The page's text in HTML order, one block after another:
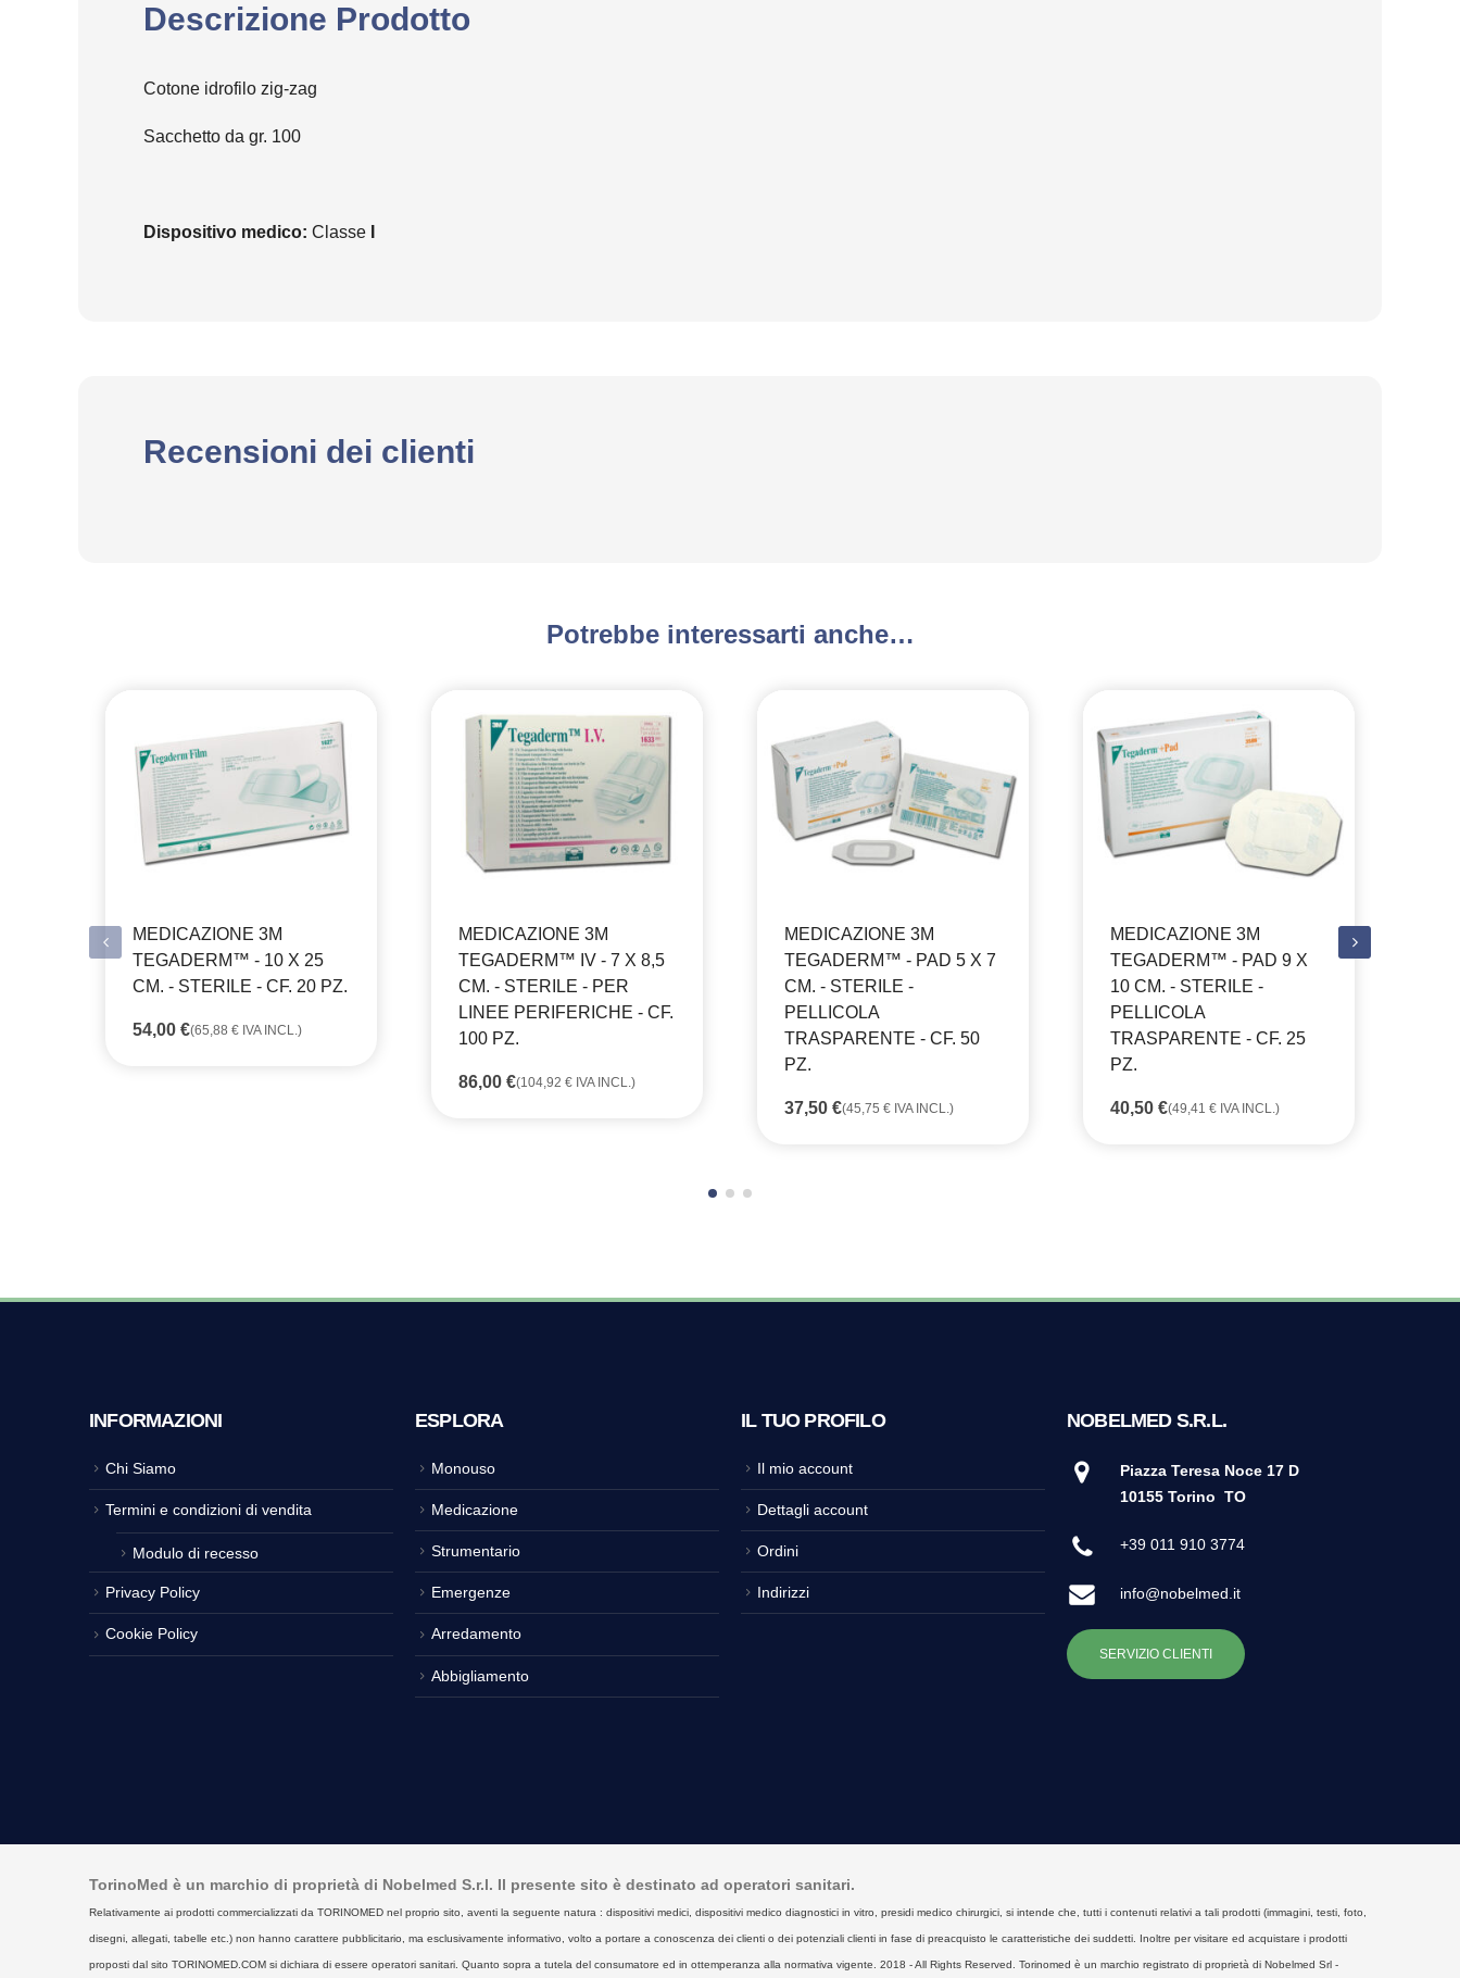
Descrizione Prodotto
Cotone idrofilo zig-zag
Sacchetto da gr. 100
Dispositivo medico: Classe
Recensioni dei clienti
Potrebbe interessarti anche…
MEDICAZIONE 3M
TEGADERM™ - 10 X 25
CM. - STERILE - CF. 20 PZ.
54,00 €(65,88 € IVA INCL.)
MEDICAZIONE 3M
TEGADERM™ IV - 7 X 8,5
CM. - STERILE - PER
LINEE PERIFERICHE - CF.
100 PZ.
86,00 €(104,92 € IVA INCL.)
MEDICAZIONE 3M
TEGADERM™ - PAD 5 X 7
CM. - STERILE -
PELLICOLA
TRASPARENTE - CF. 50
PZ.
37,50 €(45,75 € IVA INCL.)
MEDICAZIONE 3M
TEGADERM™ - PAD 9 X
10 CM. - STERILE -
PELLICOLA
TRASPARENTE - CF. 25
PZ.
40,50 €(49,41 € IVA INCL.)
INFORMAZIONI
Chi Siamo
Termini e condizioni di vendita
Modulo di recesso
Privacy Policy
Cookie Policy
ESPLORA
Monouso
Medicazione
Strumentario
Emergenze
Arredamento
Abbigliamento
IL TUO PROFILO
Il mio account
Dettagli account
Ordini
Indirizzi
NOBELMED S.R.L.
Piazza Teresa Noce 17 D
10155 Torino TO
+39 011 910 3774
info@nobelmed.it
SERVIZIO CLIENTI
TorinoMed è un marchio di proprietà di Nobelmed S.r.l. Il presente sito è destinato ad operatori sanitari.
Relativamente ai prodotti commercializzati da TORINOMED nel proprio sito, aventi la seguente natura : dispositivi medici, dispositivi medico diagnostici in vitro, presidi medico chirurgici, si intende che, tutti i contenuti relativi a tali prodotti (immagini, testi, foto,
disegni, allegati, tabelle etc.) non hanno carattere pubblicitario, ma esclusivamente informativo, volto a portare a conoscenza dei clienti o dei potenziali clienti in fase di preacquisto le caratteristiche dei suddetti. Inoltre per visitare ed acquistare i prodotti
proposti dal sito TORINOMED.COM si dichiara di essere operatori sanitari. Quanto sopra a tutela del consumatore ed in ottemperanza alla normativa vigente. 2018 - All Rights Reserved. Torinomed è un marchio registrato di proprietà di Nobelmed Srl -